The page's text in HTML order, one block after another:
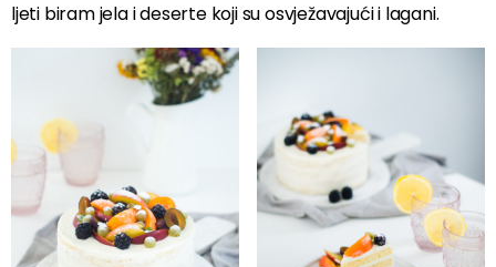
ljeti biram jela i deserte koji su osvježavajući i lagani.